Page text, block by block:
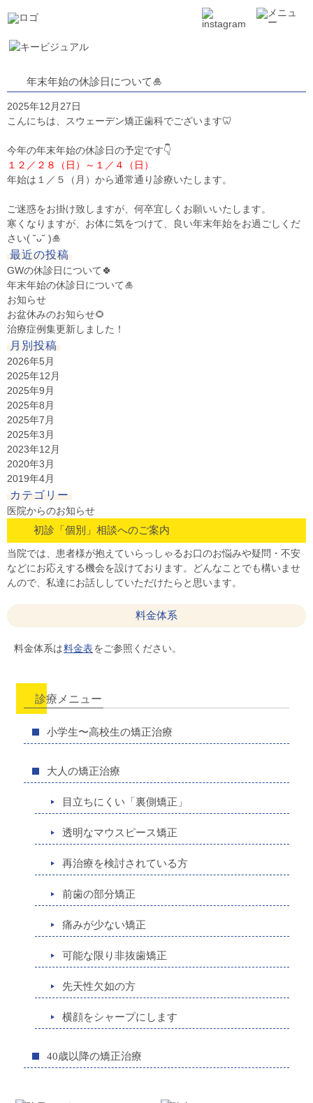
年末年始の休診日について🎍
2025年12月27日
こんにちは、スウェーデン矯正歯科でございます🦷
今年の年末年始の休診日の予定です👇
１２／２８（日）～１／４（日）
年始は１／５（月）から通常通り診療いたします。
ご迷惑をお掛け致しますが、何卒宜しくお願いいたします。
寒くなりますが、お体に気をつけて、良い年末年始をお過ごしくだ
さい( ˘ᴗ˘ )🎍
最近の投稿
GWの休診日について🍀
年末年始の休診日について🎍
お知らせ
お盆休みのお知らせ🌻
治療症例集更新しました！
月別投稿
2026年5月
2025年12月
2025年9月
2025年8月
2025年7月
2025年3月
2023年12月
2020年3月
2019年4月
カテゴリー
医院からのお知らせ
初診「個別」相談へのご案内
当院では、患者様が抱えていらっしゃるお口のお悩みや疑問・不安
などにお応えする機会を設けております。どんなことでも構いませ
んので、私達にお話ししていただけたらと思います。
料金体系
料金体系は料金表をご参照ください。
診療メニュー
小学生〜高校生の矯正治療
大人の矯正治療
目立ちにくい「裏側矯正」
透明なマウスピース矯正
再治療を検討されている方
前歯の部分矯正
痛みが少ない矯正
可能な限り非抜歯矯正
先天性欠如の方
横顔をシャープにします
40歳以降の矯正治療